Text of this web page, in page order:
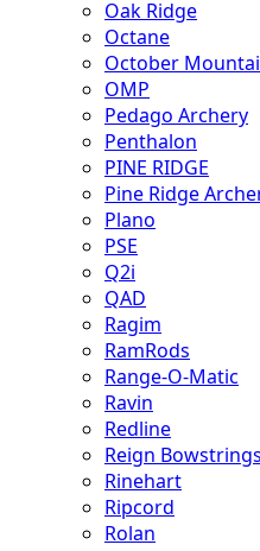
Oak Ridge
Octane
October
OMP
Pedago Archery
Penthalon
PINE RIDGE
Pine Ridge
Plano
PSE
Q2i
QAD
Ragim
RamRods
Range-O-Matic
Ravin
Redline
Reign Bowstrings
Rinehart
Ripcord
Rolan